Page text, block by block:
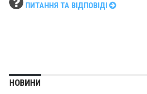
ПИТАННЯ ТА ВІДПОВІДІ
НОВИНИ